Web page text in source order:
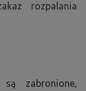
rozpalania
zabronione,